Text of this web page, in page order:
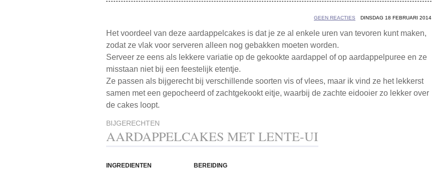
DINSDAG 18 FEBRUARI 2014
GEEN REACTIES
Het voordeel van deze aardappelcakes is dat je ze al enkele uren van tevoren kunt maken,
zodat ze vlak voor serveren alleen nog gebakken moeten worden.
Serveer ze eens als lekkere variatie op de gekookte aardappel of op aardappelpuree en ze
misstaan niet bij een feestelijk etentje.
Ze passen als bijgerecht bij verschillende soorten vis of vlees, maar ik vind ze het lekkerst
samen met een gepocheerd of zachtgekookt eitje, waarbij de zachte eidooier zo lekker over
de cakes loopt.
BIJGERECHTEN
AARDAPPELCAKES MET LENTE-UI
INGREDIENTEN
BEREIDING